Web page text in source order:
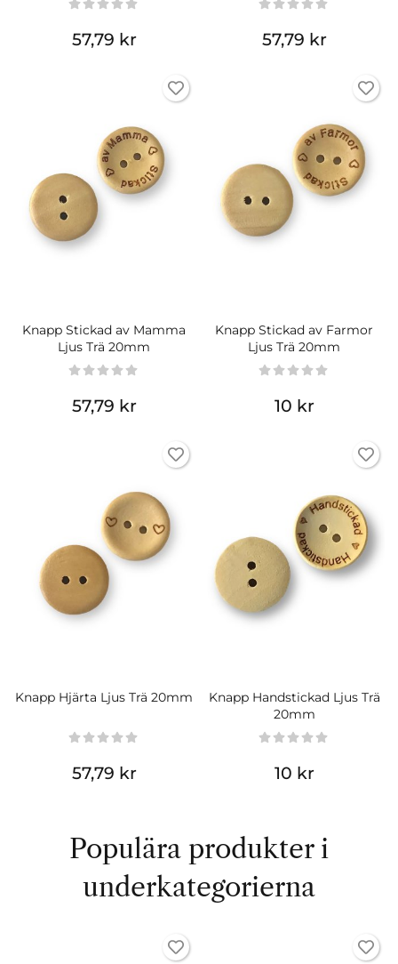
57,79 kr 57,79 kr
Knapp Stickad av Mamma
Ljus Trä 20mm
57,79 kr
Knapp Stickad av Farmor
Ljus Trä 20mm
10 kr
Knapp Hjärta Ljus Trä 20mm
57,79 kr
Knapp Handstickad Ljus Trä
20mm
10 kr
Populära produkter i
underkategorierna